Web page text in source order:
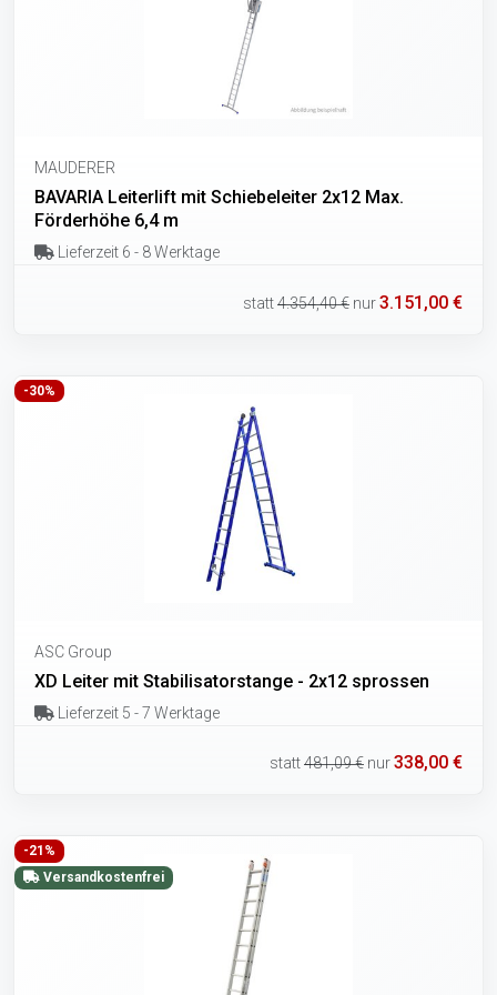
MAUDERER
BAVARIA Leiterlift mit Schiebeleiter 2x12 Max.
Förderhöhe 6,4 m
Lieferzeit 6 - 8 Werktage
statt4.354,40 € nur3.151,00 €
-30%
ASC Group
XD Leiter mit Stabilisatorstange - 2x12 sprossen
Lieferzeit 5 - 7 Werktage
statt481,09 € nur338,00 €
-21%
Versandkostenfrei